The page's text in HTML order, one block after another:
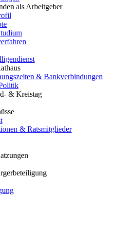
als Arbeitgeber
& Bankverbindungen
& Kreistag
& Ratsmitglieder